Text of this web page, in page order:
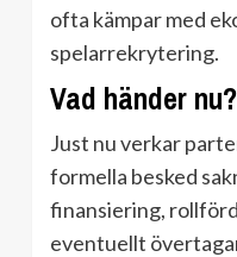
ofta kämpar med
spelarrekrytering.
Vad händer nu?
Just nu verkar
formella besked
finansiering,
eventuellt